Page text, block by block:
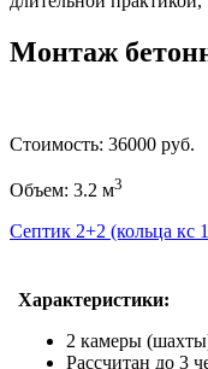
Монтаж
Стоимость: 36000 руб.
Объем: 3.2 м3
Септик 2+2 (кольца кс
Характеристики:
2 камеры
Рассчитан до 3